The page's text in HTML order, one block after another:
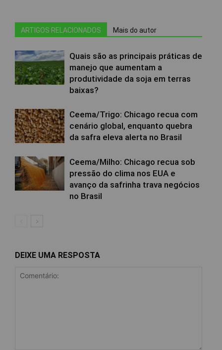
ARTIGOS RELACIONADOS Mais do autor
Quais são as principais práticas de
manejo que aumentam a
produtividade da soja em terras
baixas?
Ceema/Trigo: Chicago recua com
cenário global, enquanto quebra
da safra eleva alerta no Brasil
Ceema/Milho: Chicago recua sob
pressão do clima nos EUA e
avanço da safrinha trava negócios
no Brasil
DEIXE UMA RESPOSTA